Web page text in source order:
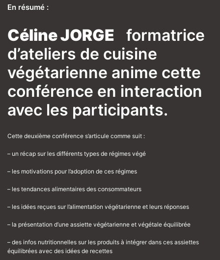
En résumé :
Céline JORGE formatrice
d’ateliers de cuisine
végétarienne anime cette
conférence en interaction
avec les participants.
Cette deuxième conférence s’articule comme suit :
– un récap sur les différents types de régimes végé
– les motivations pour l’adoption de ces régimes
– les tendances alimentaires des consommateurs
– les idées reçues sur l’alimentation végétarienne et leurs réponses
– la présentation d’une assiette végétarienne et végétale équilibrée
– des infos nutritionnelles sur les produits à intégrer dans ces assiettes
équilibrées avec des idées de recettes